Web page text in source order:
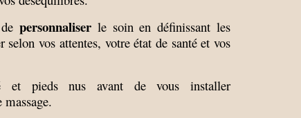
personnaliser le soin en définissant les
selon vos attentes, votre état de santé et vos
et pieds nus avant de vous installer